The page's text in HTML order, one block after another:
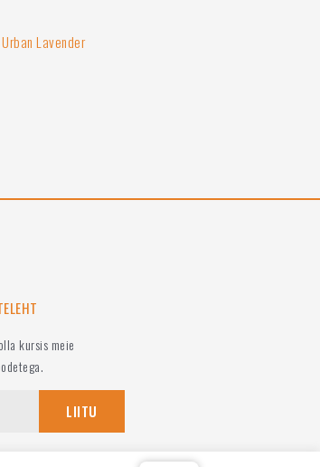
Lavender
kursis meie
LIITU